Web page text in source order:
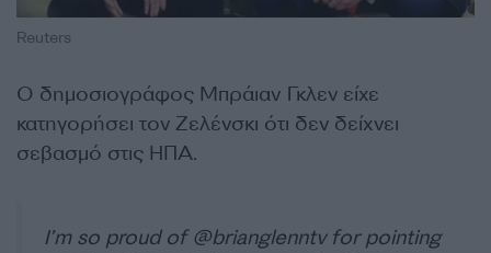
Reuters
Ο δημοσιογράφος Μπράιαν Γκλεν είχε
κατηγορήσει τον Ζελένσκι ότι δεν δείχνει
σεβασμό στις ΗΠΑ.
I’m so proud of @brianglenntvfor pointing